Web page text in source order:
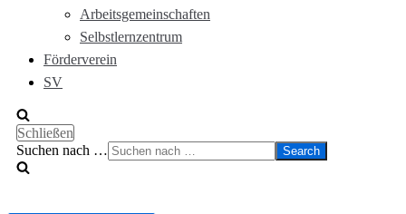
Arbeitsgemeinschaften
Selbstlernzentrum
Förderverein
SV
Schließen
Suchen nach …